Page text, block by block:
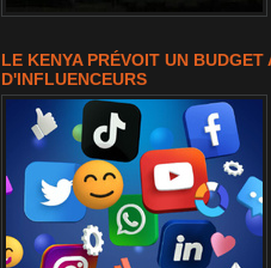
LE KENYA PRÉVOIT UN
D'INFLUENCEURS